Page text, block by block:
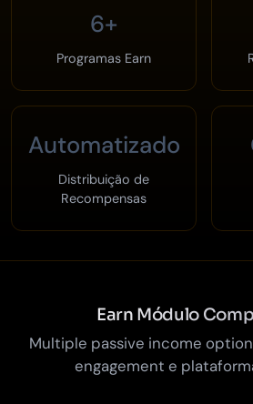
6+
Programas Earn
Automatizado
Distribuição de
Recompensas
Earn Módulo
Multiple passive income
engagement e